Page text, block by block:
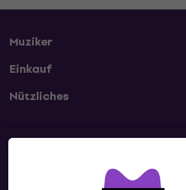
Muziker
Einkauf
Nützliches
Kontaktiere uns